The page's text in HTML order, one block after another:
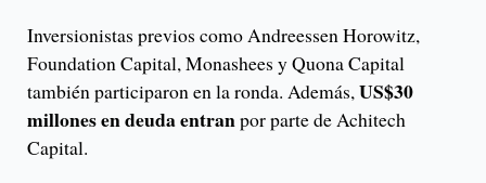
Inversionistas previos como Andreessen Horowitz,
Foundation Capital, Monashees y Quona Capital
también participaron en la ronda. Además,US$30
millones en deuda entranpor parte de Achitech
Capital.